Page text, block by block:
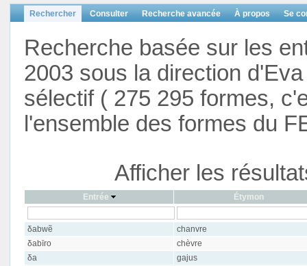
Rechercher Consulter Recherche avancée À propos Se
Recherche basée sur les
2003 sous la direction
sélectif ( 275 295 formes,
l'ensemble des formes du
Afficher les
Entrée Étymon
δabwẽ
chanvre
δabīro
chèvre
δa
gajus